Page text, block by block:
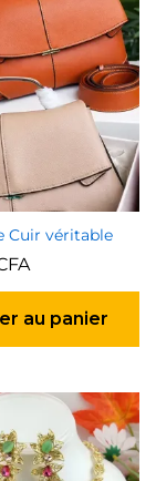
Cuir véritable
au panier